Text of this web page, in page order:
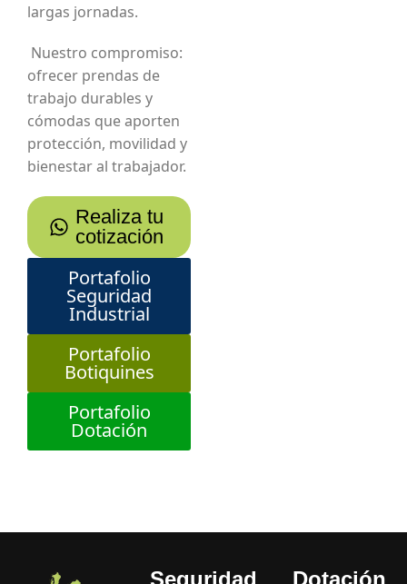
largas jornadas.
Nuestro compromiso:
ofrecer prendas de
trabajo durables y
cómodas que aporten
protección, movilidad y
bienestar al trabajador.
Realiza tu
cotización
Portafolio
Seguridad
Industrial
Portafolio
Botiquines
Portafolio
Dotación
Seguridad
Dotación